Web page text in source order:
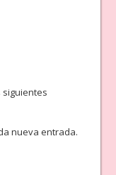
siguientes
nueva entrada.